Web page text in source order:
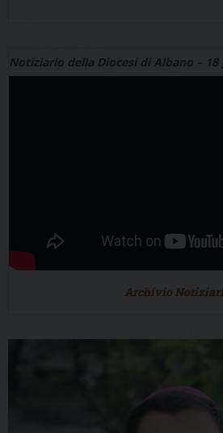
Notiziario della Diocesi di Albano – 18
Archivio Notiziari